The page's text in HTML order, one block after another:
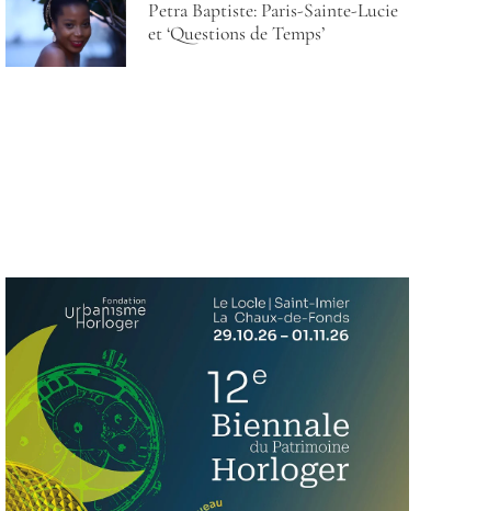
Petra Baptiste: Paris-Sainte-Lucie
et ‘Questions de Temps’